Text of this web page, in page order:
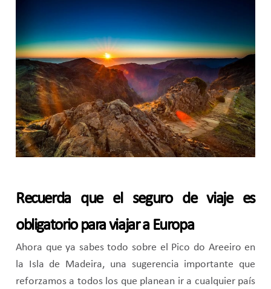
Recuerda que el seguro de viaje es
obligatorio para viajar a Europa
Ahora que ya sabes todo sobre el Pico do Areeiro en
la Isla de Madeira, una sugerencia importante que
reforzamos a todos los que planean ir a cualquier país